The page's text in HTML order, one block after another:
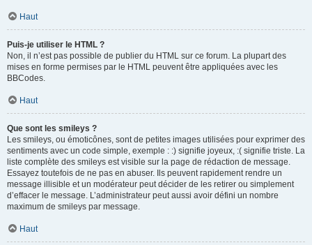
Haut
Puis-je utiliser le HTML ?
Non, il n’est pas possible de publier du HTML sur ce forum. La plupart des
mises en forme permises par le HTML peuvent être appliquées avec les
BBCodes.
Haut
Que sont les smileys ?
Les smileys, ou émoticônes, sont de petites images utilisées pour exprimer des
sentiments avec un code simple, exemple : :) signifie joyeux, :( signifie triste. La
liste complète des smileys est visible sur la page de rédaction de message.
Essayez toutefois de ne pas en abuser. Ils peuvent rapidement rendre un
message illisible et un modérateur peut décider de les retirer ou simplement
d’effacer le message. L’administrateur peut aussi avoir défini un nombre
maximum de smileys par message.
Haut